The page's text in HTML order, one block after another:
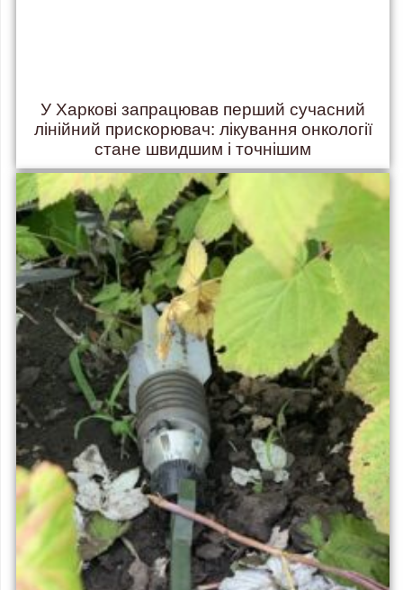
У Харкові запрацював перший сучасний
лінійний прискорювач: лікування онкології
стане швидшим і точнішим